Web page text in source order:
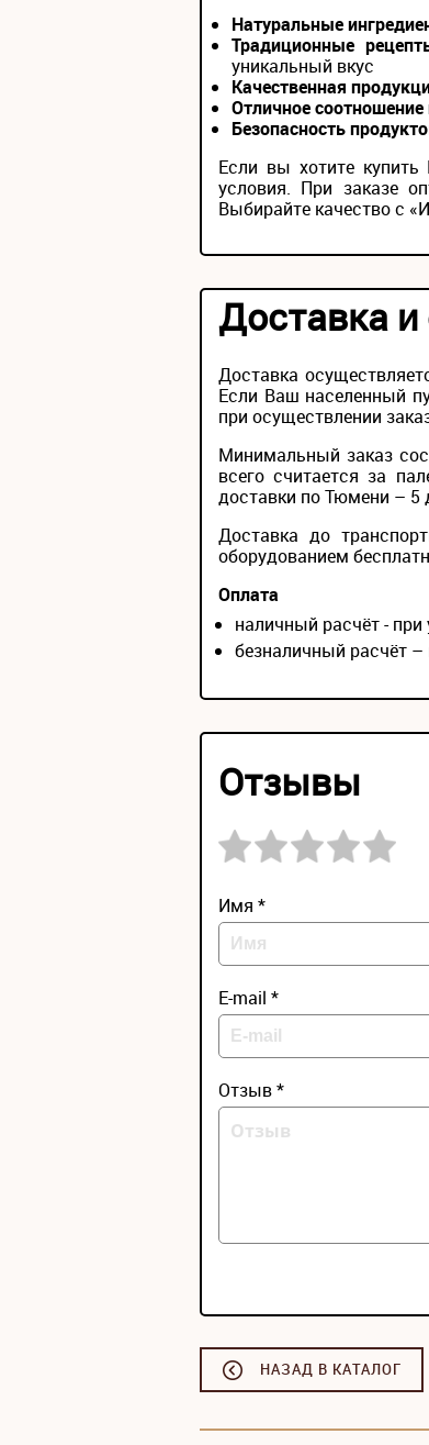
Натуральные
Традиционные
уникальный вкус
Качественная
Отличное соотношение
Безопасность
Если вы хотите
условия. При заказе
Выбирайте качество с
Доставка и
Доставка
Если Ваш населенный
при осуществлении
Минимальный заказ
всего считается за
доставки по Тюмени – 5
Доставка до
оборудованием
Оплата
наличный расчёт -
безналичный расчёт
Отзывы
Имя *
E-mail *
Отзыв *
НАЗАД В КАТАЛОГ